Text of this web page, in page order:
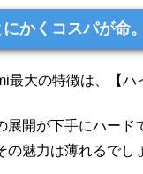
かくコスパが命
最大の特徴は、【ハ
展開が下手にハー
の魅力は薄れるでし